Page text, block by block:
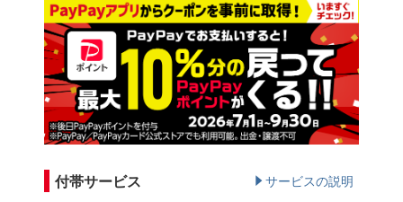
付帯サービス サービスの説明